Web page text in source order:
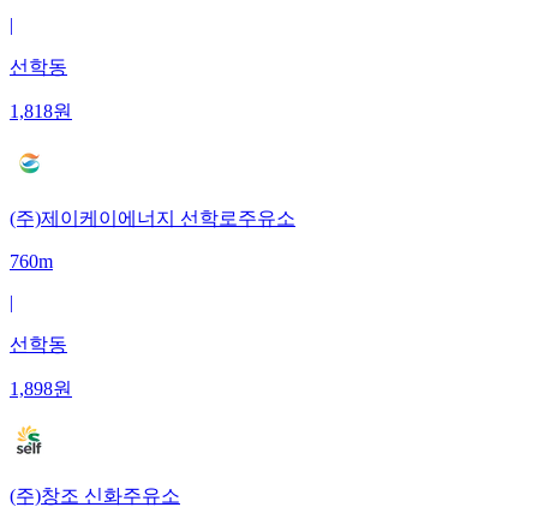
|
선학동
1,818원
(주)제이케이에너지 선학로주유소
760m
|
선학동
1,898원
(주)창조 신화주유소